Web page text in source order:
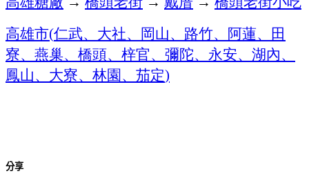
高雄市(仁武、大社、岡山、路竹、阿蓮、田
寮、燕巢、橋頭、梓官、彌陀、永安、湖內、
鳳山、大寮、林園、茄定)
分享